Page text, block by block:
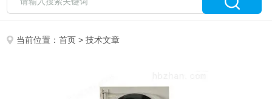
当前位置：首页 > 技术文章